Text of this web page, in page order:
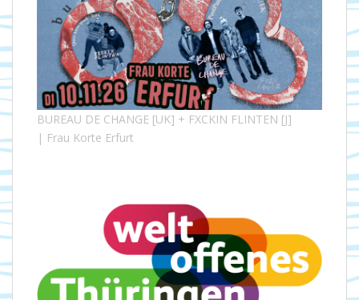
BUREAU DE CHANGE [UK] + FXCKIN FLINTEN [J]
| Frau Korte Erfurt